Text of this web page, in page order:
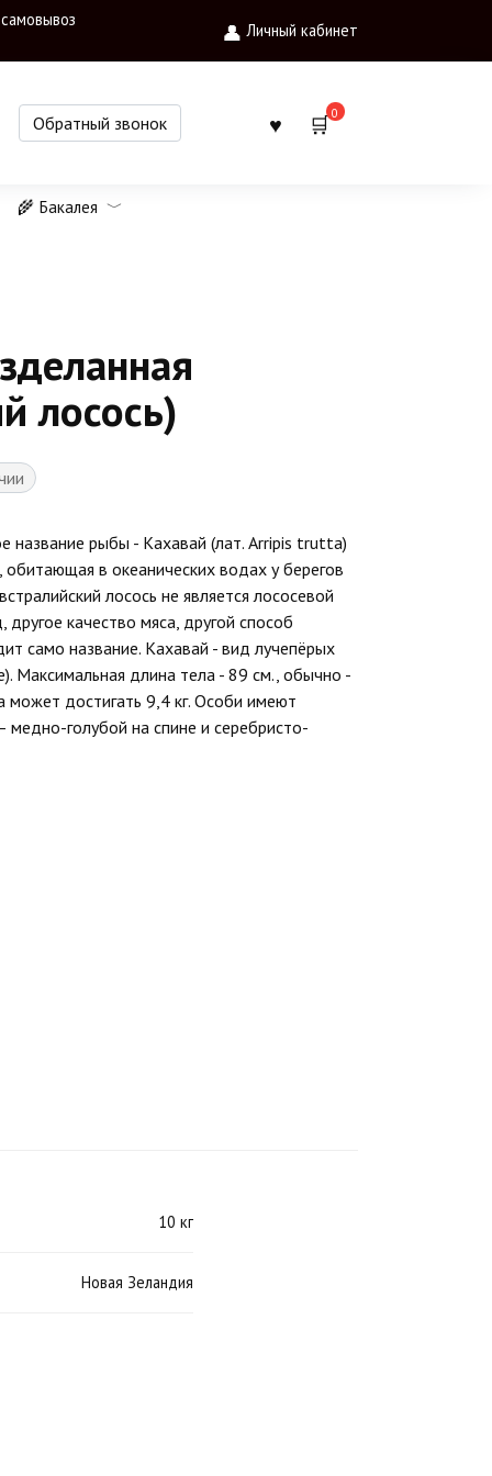
Личный кабинет
Обратный звонок
0
🌾 Бакалея
лосось)
название рыбы - Кахавай (лат. Arripis trutta)
обитающая в океанических водах у берегов
лосось не является лососевой
качество мяса, другой способ
само название. Кахавай - вид лучепёрых
Максимальная длина тела - 89 см., обычно -
может достигать 9,4 кг. Особи имеют
медно-голубой на спине и серебристо-
10 кг
Новая Зеландия